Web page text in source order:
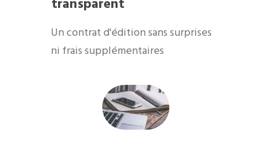
transparent
Un contrat d'édition sans surprises
ni frais supplémentaires